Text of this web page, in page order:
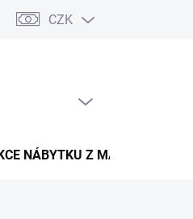
Pojištění zásilky
CZK
NÁBYTKU Z MASIVU